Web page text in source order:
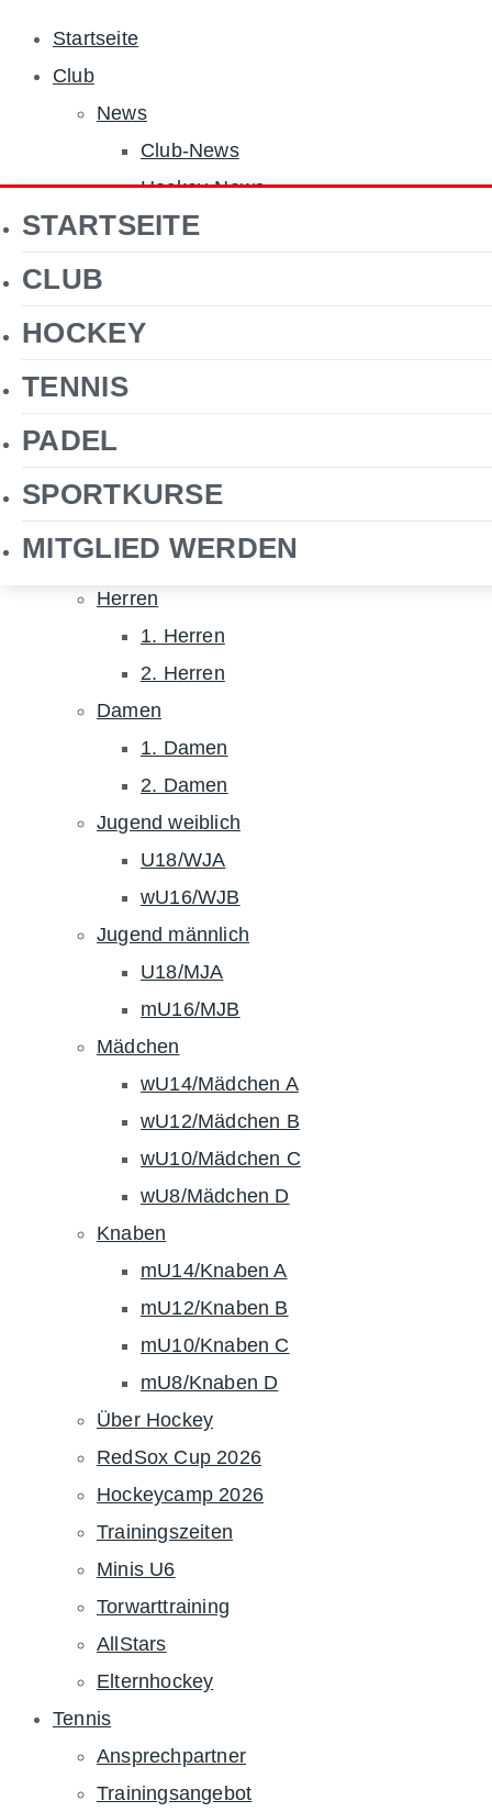
Startseite
Club
News
Club-News
Hockey-News
Tennis-News
Über uns
Jobs
Clubgelände
Gastronomie
Förderverein Hockey
Kontakt
NHTC TV
Hockey
Herren
1. Herren
2. Herren
Damen
1. Damen
2. Damen
Jugend weiblich
U18/WJA
wU16/WJB
Jugend männlich
U18/MJA
mU16/MJB
Mädchen
wU14/Mädchen A
wU12/Mädchen B
wU10/Mädchen C
wU8/Mädchen D
Knaben
mU14/Knaben A
mU12/Knaben B
mU10/Knaben C
mU8/Knaben D
Über Hockey
RedSox Cup 2026
Hockeycamp 2026
Trainingszeiten
Minis U6
Torwarttraining
AllStars
Elternhockey
Tennis
Ansprechpartner
Trainingsangebot
STARTSEITE
CLUB
HOCKEY
TENNIS
PADEL
SPORTKURSE
MITGLIED WERDEN